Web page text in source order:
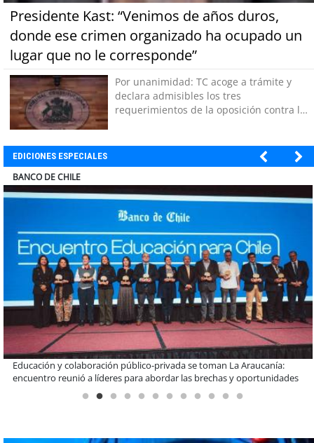
Presidente Kast: “Venimos de años duros,
donde ese crimen organizado ha ocupado un
lugar que no le corresponde”
Por unanimidad: TC acoge a trámite y
declara admisibles los tres
requerimientos de la oposición contra la
EDICIONES ESPECIALES
ELECTROLUX
Claves para comprar electrodomésticos durante el Black Sale